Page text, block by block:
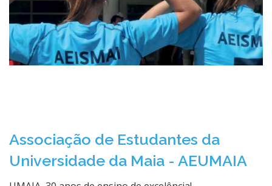
Associação de Estudantes da
Universidade da Maia - AEUMAIA